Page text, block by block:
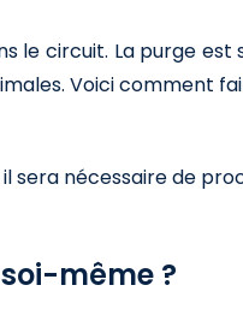
le circuit. La purge est
Voici comment
sera nécessaire de
même ?